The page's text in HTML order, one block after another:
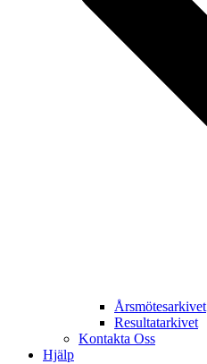
Årsmötesarkivet
Resultatarkivet
Kontakta Oss
Hjälp